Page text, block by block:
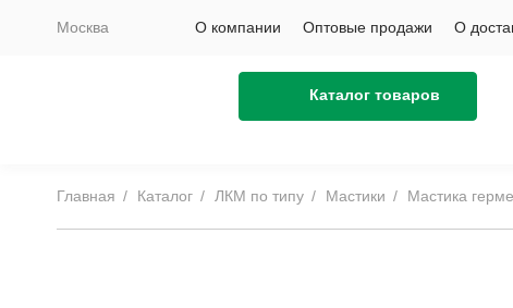
Москва
Каталог товаров
О компании Оптовые продажи О
Главная Каталог ЛКМ по типу Мастики Мастика